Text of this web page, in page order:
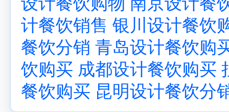
计餐饮销售 银川设计餐饮
餐饮分销 青岛设计餐饮购
饮购买 成都设计餐饮购买
餐饮购买 昆明设计餐饮分